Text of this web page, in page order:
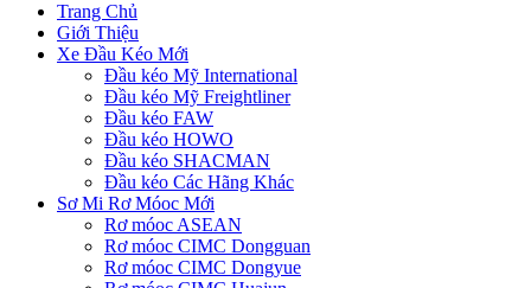
Trang Chủ
Giới Thiệu
Xe Đầu Kéo Mới
Đầu kéo Mỹ International
Đầu kéo Mỹ Freightliner
Đầu kéo FAW
Đầu kéo HOWO
Đầu kéo SHACMAN
Đầu kéo Các Hãng Khác
Sơ Mi Rơ Móoc Mới
Rơ móoc ASEAN
Rơ móoc CIMC Dongguan
Rơ móoc CIMC Dongyue